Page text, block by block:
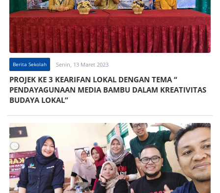
Berita Sekolah Senin, 13 Maret 2023
PROJEK KE 3 KEARIFAN LOKAL DENGAN TEMA “
PENDAYAGUNAAN MEDIA BAMBU DALAM KREATIVITAS
BUDAYA LOKAL”